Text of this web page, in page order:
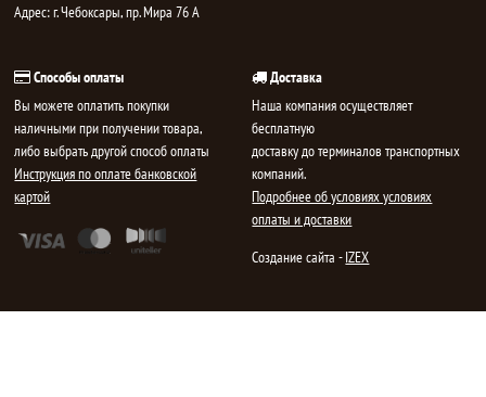
Адрес: г. Чебоксары, пр. Мира 76 А
Способы оплаты
Вы можете оплатить покупки
наличными при получении товара,
либо выбрать другой способ оплаты
Инструкция по оплате банковской
картой
Доставка
Наша компания осуществляет
бесплатную
доставку до терминалов транспортных
компаний.
Подробнее об условиях условиях
оплаты и доставки
Создание сайта -IZEX